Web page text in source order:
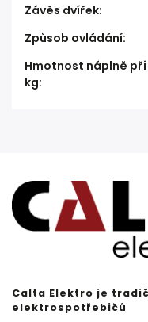
Závěs dvířek:
Způsob ovládání:
Hmotnost náplně
kg:
Calta Elektro je
elektrospotřebičů